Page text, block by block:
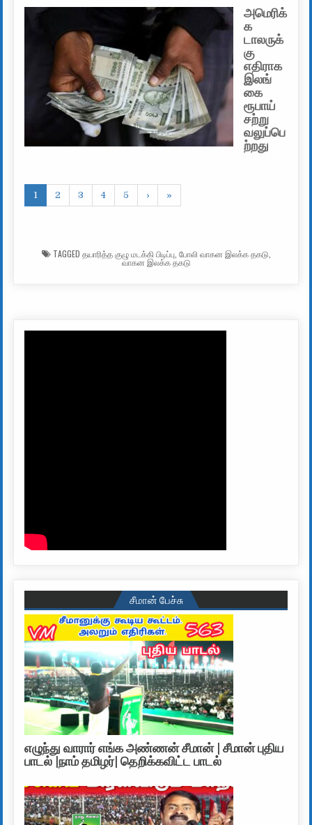
அமெரிக்
க
டாலருக்
கு
எதிராக
இலங்
கை
ரூபாய்
சற்று
வலுப்பெ
ற்றது
1 2 3 4 5 › »
TAGGED தயாரித்த குழு மடக்கி பிடிப்பு, போலி வாகன இலக்க தகடு
வாகன இலக்க தகடு
சீமான் பேச்சு
எழுந்து வாரார் எங்க அண்ணன் சீமான் | சீமான் புதிய
பாடல் |நாம் தமிழர்| தெறிக்கவிட்ட பாடல்